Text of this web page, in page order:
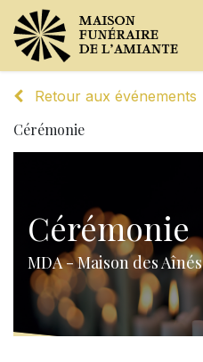
Retour aux événements
Cérémonie
Cérémonie
MDA - Maison des Aînés